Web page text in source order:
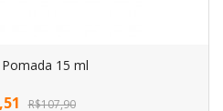
15 ml
R$107,90